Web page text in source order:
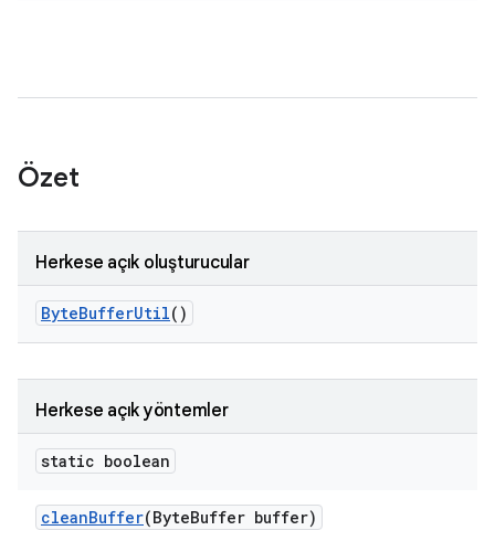
Özet
Herkese açık oluşturucular
ByteBufferUtil()
Herkese açık yöntemler
static boolean
cleanBuffer(ByteBuffer buffer)